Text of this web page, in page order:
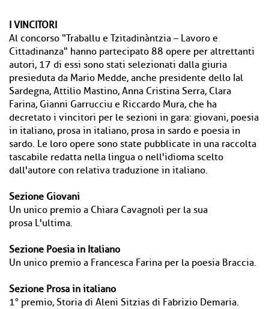
I VINCITORI
Al concorso "Traballu e Tzitadinàntzia – Lavoro e
Cittadinanza" hanno partecipato 88 opere per altrettanti
autori, 17 di essi sono stati selezionati dalla giuria
presieduta da Mario Medde, anche presidente dello Ial
Sardegna, Attilio Mastino, Anna Cristina Serra, Clara
Farina, Gianni Garrucciu e Riccardo Mura, che ha
decretato i vincitori per le sezioni in gara: giovani, poesia
in italiano, prosa in italiano, prosa in sardo e poesia in
sardo. Le loro opere sono state pubblicate in una raccolta
tascabile redatta nella lingua o nell'idioma scelto
dall'autore con relativa traduzione in italiano.
Sezione Giovani
Un unico premio a Chiara Cavagnoli per la sua
prosa L'ultima.
Sezione Poesia in Italiano
Un unico premio a Francesca Farina per la poesia Braccia.
Sezione Prosa in italiano
1° premio, Storia di Aleni Sitzias di Fabrizio Demaria.